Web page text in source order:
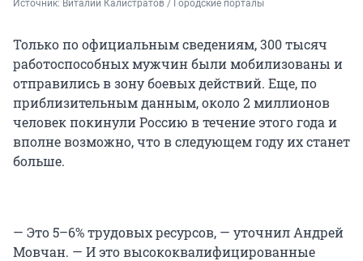
Источник: Виталий Калистратов / Городские порталы
Только по официальным сведениям, 300 тысяч
работоспособных мужчин были мобилизованы и
отправились в зону боевых действий. Еще, по
приблизительным данным, около 2 миллионов
человек покинули Россию в течение этого года и
вполне возможно, что в следующем году их станет
больше.
— Это 5–6% трудовых ресурсов, — уточнил Андрей
Мовчан. — И это высококвалифицированные